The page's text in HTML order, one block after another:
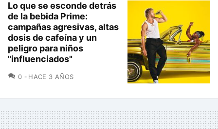
Lo que se esconde detrás
de la bebida Prime:
campañas agresivas, altas
dosis de cafeína y un
peligro para niños
"influenciados"
0 COMENTARIOS
HACE 3 AÑOS